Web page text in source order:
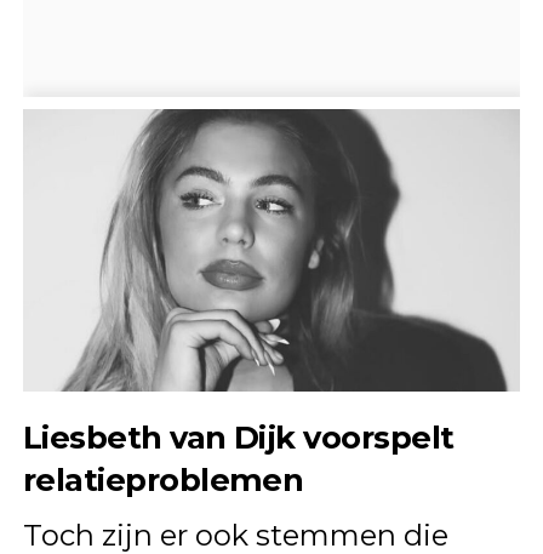
Liesbeth van Dijk voorspelt
relatieproblemen
Toch zijn er ook stemmen die